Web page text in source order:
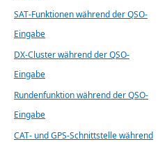
SAT-Funktionen während der QSO-
Eingabe
DX-Cluster während der QSO-
Eingabe
Rundenfunktion während der QSO-
Eingabe
CAT- und GPS-Schnittstelle während